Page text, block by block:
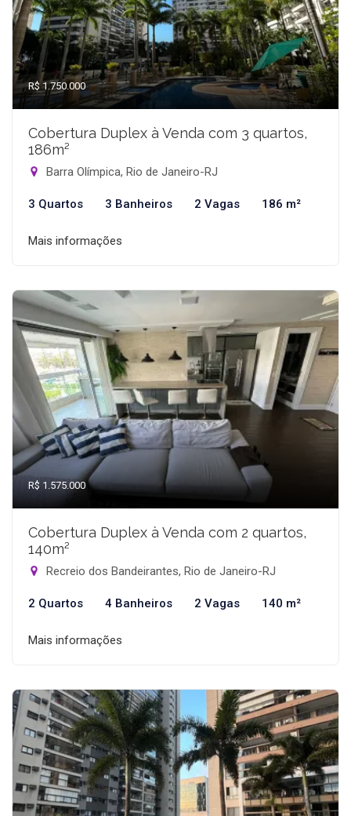
R$ 1.750.000
Cobertura Duplex à Venda com 3 quartos,
186m²
Barra Olímpica, Rio de Janeiro-RJ
3 Quartos 3 Banheiros 2 Vagas 186 m²
Mais informações
R$ 1.575.000
Cobertura Duplex à Venda com 2 quartos,
140m²
Recreio dos Bandeirantes, Rio de Janeiro-RJ
2 Quartos 4 Banheiros 2 Vagas 140 m²
Mais informações